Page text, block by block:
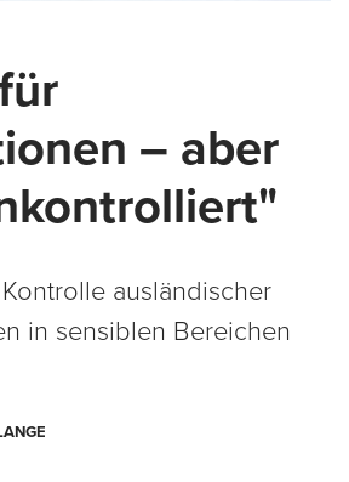
– aber
ausländischer
in sensiblen Bereichen